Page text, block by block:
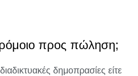
προς πώληση;
διαδικτυακές δημοπρασίες είτε